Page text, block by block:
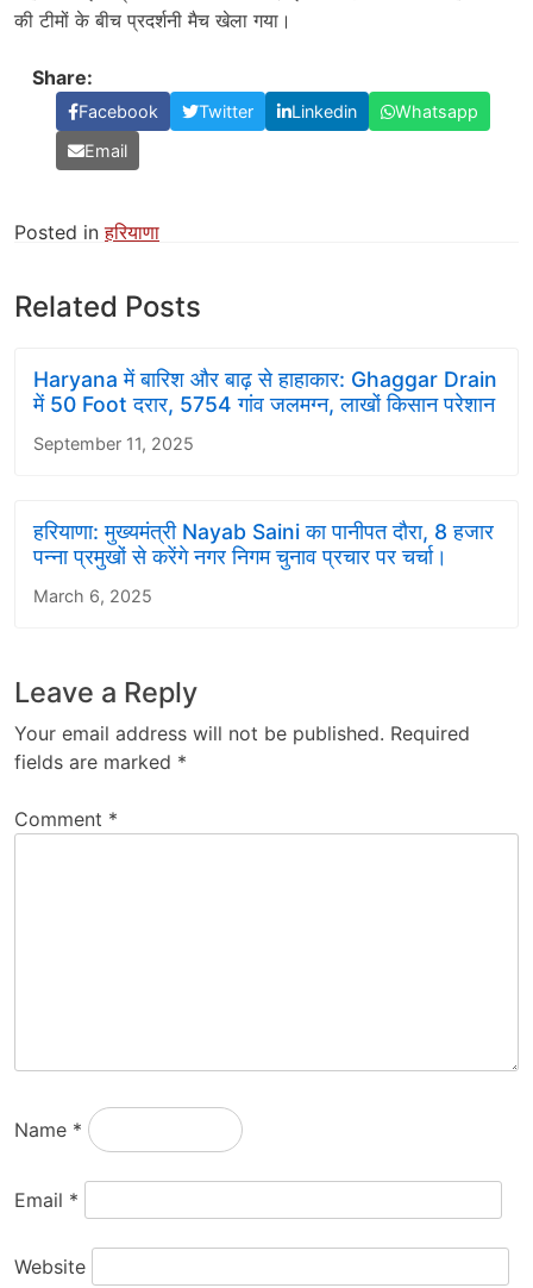
की टीमों के बीच प्रदर्शनी मैच खेला गया।
Share:
Facebook Twitter Linkedin
Whatsapp
Email
Posted inहरियाणा
Related Posts
Haryana में बारिश और बाढ़ से हाहाकार: Ghaggar Drain
में 50 Foot दरार, 5754 गांव जलमग्न, लाखों किसान परेशान
September 11, 2025
हरियाणा: मुख्यमंत्री Nayab Saini का पानीपत दौरा, 8 हजार
पन्ना प्रमुखों से करेंगे नगर निगम चुनाव प्रचार पर चर्चा।
March 6, 2025
Leave a Reply
Your email address will not be published. Required
fields are marked *
Comment *
Name *
Email *
Website